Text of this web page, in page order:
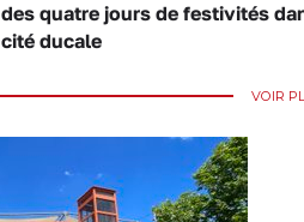
des quatre jours de festivités
cité ducale
VOIR